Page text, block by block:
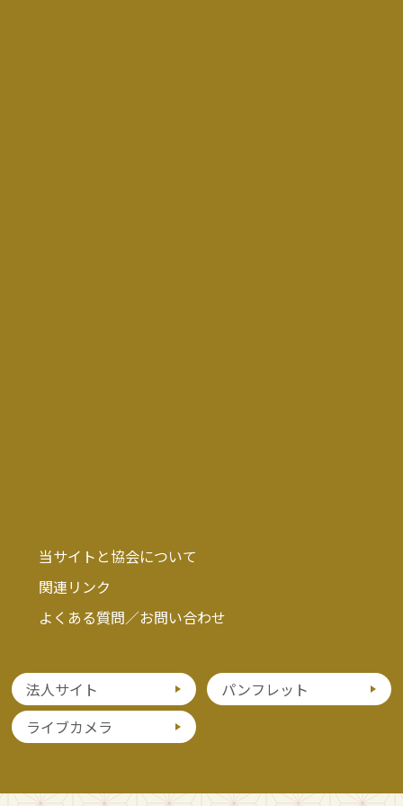
当サイトと協会について
関連リンク
よくある質問／お問い合わせ
法人サイト
パンフレット
ライブカメラ